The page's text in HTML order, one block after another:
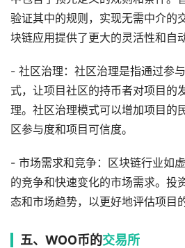
验证其中的规则，实现无需中介的
块链应用提供了更大的灵活性和自
- 社区治理：社区治理是指通过参
式，让项目社区的持币者对项目的
理。社区治理模式可以增加项目的
区参与度和项目可信度。
- 市场需求和竞争：区块链行业如
的竞争和快速变化的市场需求。投
态和市场趋势，以更好地评估项目
五、WOO币的交易所